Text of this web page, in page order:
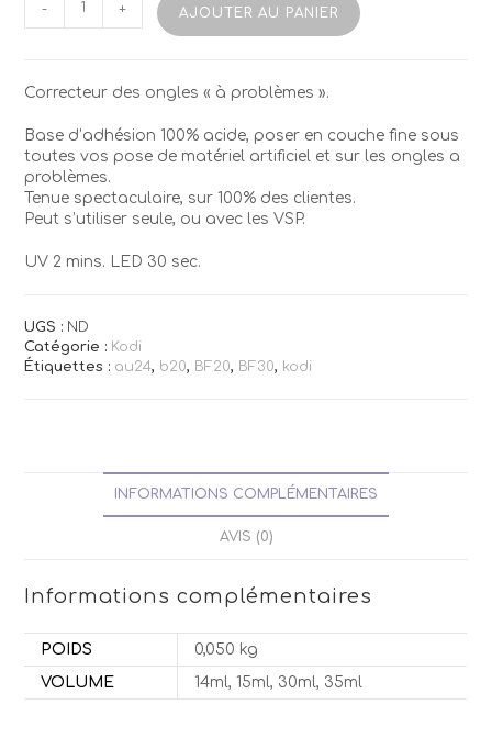
- + AJOUTER AU PANIER
Correcteur des ongles « à problèmes ».
Base d’adhésion 100% acide, poser en couche fine sous
toutes vos pose de matériel artificiel et sur les ongles a
problèmes.
Tenue spectaculaire, sur 100% des clientes.
Peut s’utiliser seule, ou avec les VSP.
UV 2 mins. LED 30 sec.
UGS : ND
Catégorie : Kodi
Étiquettes : au24, b20, BF20, BF30, kodi
INFORMATIONS COMPLÉMENTAIRES
AVIS (0)
Informations complémentaires
POIDS
0,050 kg
VOLUME
14ml, 15ml, 30ml, 35ml